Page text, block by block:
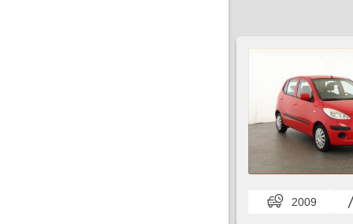
2009